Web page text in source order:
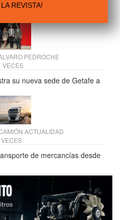
para construcción en Osuna
PEDROCHE
VECES
su nueva sede de Getafe a
ACTUALIDAD
de mercancías desde
REVISTA!